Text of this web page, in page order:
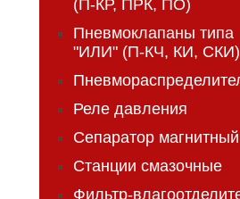
(П-КР, ПРК, ПО)
Пневмоклапаны типа
"ИЛИ" (П-КЧ, КИ, СКИ)
Реле давления
Сепаратор магнитный
Станции смазочные
Фильтр-